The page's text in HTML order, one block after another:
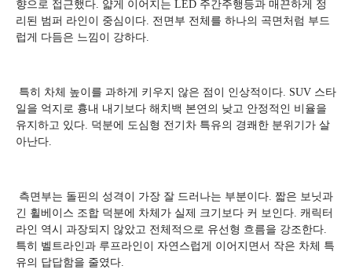
향으로 접근했다. 얇게 이어지는 LED 주간주행등과 매끈하게 정
리된 범퍼 라인이 중심이다. 전면부 전체를 하나의 곡면처럼 부드
럽게 다듬은 느낌이 강하다.
특히 차체 높이를 과하게 키우지 않은 점이 인상적이다. SUV 스타
일을 억지로 흉내 내기보다 해치백 본연의 낮고 안정적인 비율을
유지하고 있다. 덕분에 도심형 전기차 특유의 경쾌한 분위기가 살
아난다.
측면부는 돌핀의 성격이 가장 잘 드러나는 부분이다. 짧은 보닛과
긴 휠베이스 조합 덕분에 차체가 실제 크기보다 커 보인다. 캐릭터
라인 역시 과장되지 않았고 전체적으로 유선형 흐름을 강조한다.
특히 벨트라인과 루프라인이 자연스럽게 이어지면서 작은 차체 특
유의 답답함을 줄였다.